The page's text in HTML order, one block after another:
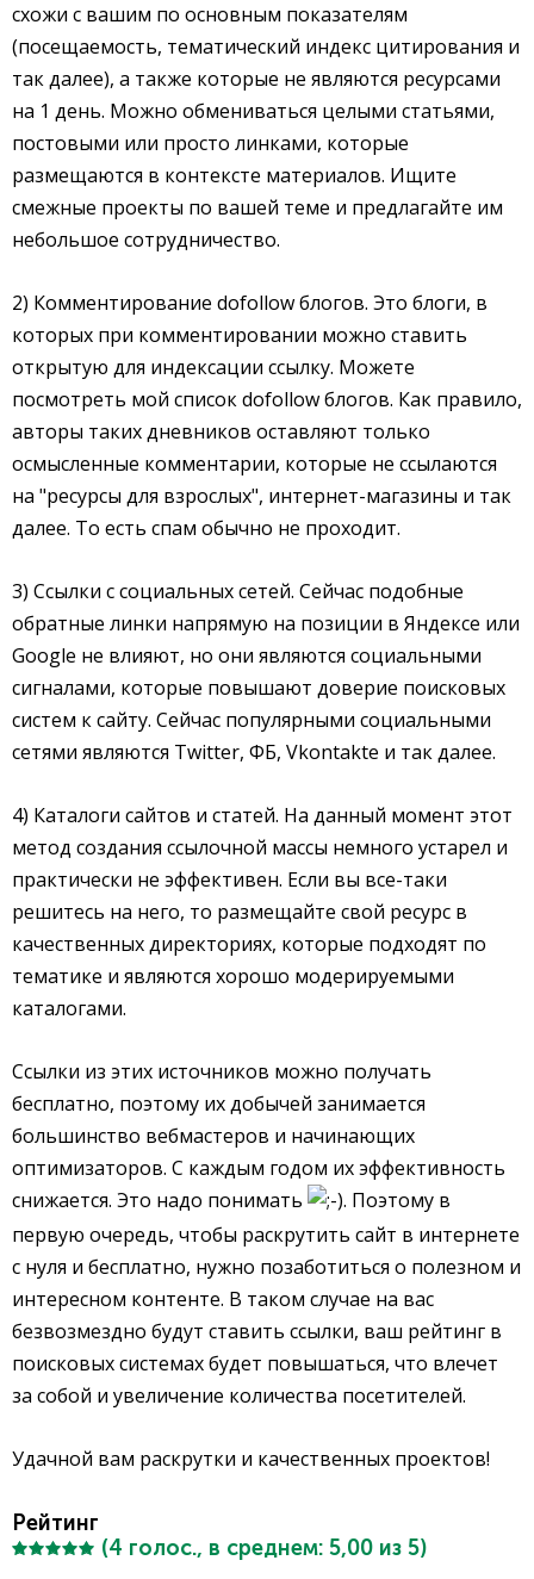
схожи с вашим по основным показателям
(посещаемость, тематический индекс цитирования и
так далее), а также которые не являются ресурсами
на 1 день. Можно обмениваться целыми статьями,
постовыми или просто линками, которые
размещаются в контексте материалов. Ищите
смежные проекты по вашей теме и предлагайте им
небольшое сотрудничество.
2) Комментирование dofollow блогов. Это блоги, в
которых при комментировании можно ставить
открытую для индексации ссылку. Можете
посмотреть мой список dofollow блогов. Как правило,
авторы таких дневников оставляют только
осмысленные комментарии, которые не ссылаются
на "ресурсы для взрослых", интернет-магазины и так
далее. То есть спам обычно не проходит.
3) Ссылки с социальных сетей. Сейчас подобные
обратные линки напрямую на позиции в Яндексе или
Google не влияют, но они являются социальными
сигналами, которые повышают доверие поисковых
систем к сайту. Сейчас популярными социальными
сетями являются Twitter, ФБ, Vkontakte и так далее.
4) Каталоги сайтов и статей. На данный момент этот
метод создания ссылочной массы немного устарел и
практически не эффективен. Если вы все-таки
решитесь на него, то размещайте свой ресурс в
качественных директориях, которые подходят по
тематике и являются хорошо модерируемыми
каталогами.
Ссылки из этих источников можно получать
бесплатно, поэтому их добычей занимается
большинство вебмастеров и начинающих
оптимизаторов. С каждым годом их эффективность
снижается. Это надо понимать
. Поэтому в
первую очередь, чтобы раскрутить сайт в интернете
с нуля и бесплатно, нужно позаботиться о полезном и
интересном контенте. В таком случае на вас
безвозмездно будут ставить ссылки, ваш рейтинг в
поисковых системах будет повышаться, что влечет
за собой и увеличение количества посетителей.
Удачной вам раскрутки и качественных проектов!
Рейтинг
(4 голос., в среднем: 5,00 из 5)